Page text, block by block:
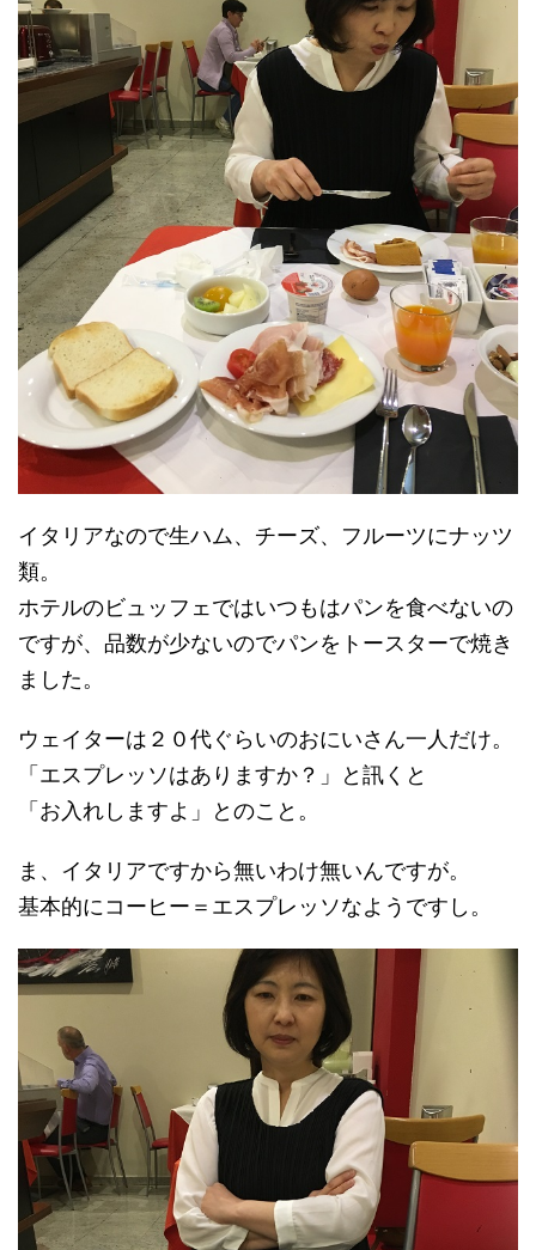
イタリアなので生ハム、チーズ、フルーツにナッツ
類。
ホテルのビュッフェではいつもはパンを食べないの
ですが、品数が少ないのでパンをトースターで焼き
ました。
ウェイターは２０代ぐらいのおにいさん一人だけ。
「エスプレッソはありますか？」と訊くと
「お入れしますよ」とのこと。
ま、イタリアですから無いわけ無いんですが。
基本的にコーヒー＝エスプレッソなようですし。